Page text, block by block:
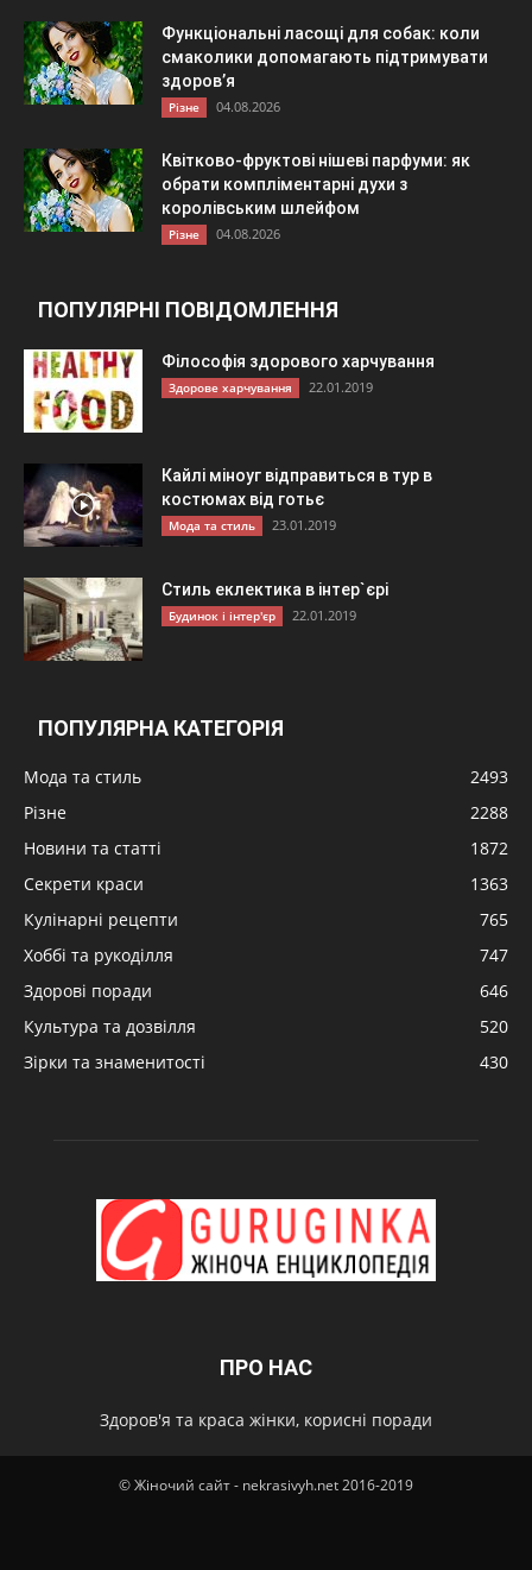
Функціональні ласощі для собак: коли
смаколики допомагають підтримувати
здоров’я
Різне 04.08.2026
Квітково-фруктові нішеві парфуми: як
обрати компліментарні духи з
королівським шлейфом
Різне 04.08.2026
ПОПУЛЯРНІ ПОВІДОМЛЕННЯ
Філософія здорового харчування
Здорове харчування 22.01.2019
Кайлі міноуг відправиться в тур в
костюмах від готьє
Мода та стиль 23.01.2019
Стиль еклектика в інтер`єрі
Будинок і інтер'єр 22.01.2019
ПОПУЛЯРНА КАТЕГОРІЯ
Мода та стиль
2493
Різне
2288
Новини та статті
1872
Секрети краси
1363
Кулінарні рецепти
765
Хоббі та рукоділля
747
Здорові поради
646
Культура та дозвілля
520
Зірки та знаменитості
430
ПРО НАС
Здоров'я та краса жінки, корисні поради
© Жіночий сайт - nekrasivyh.net 2016-2019